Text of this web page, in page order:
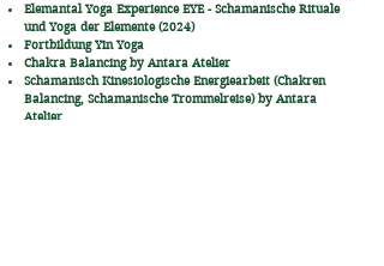
Elemantal Yoga Experience EYE - Schamanische Rituale
und Yoga der Elemente (2024)
Fortbildung Yin Yoga
Chakra Balancing by Antara Atelier
Schamanisch Kinesiologische Energiearbeit (Chakren
Balancing, Schamanische Trommelreise) by Antara
Atelier